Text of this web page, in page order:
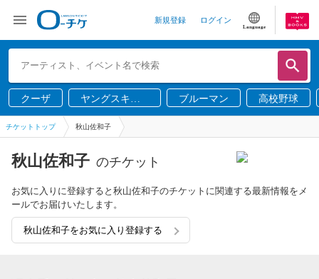
新規登録 ログイン
Language
クーザ
ヤングスキニ
ー
ブルーマン 高校野球
チケットトップ 秋山佐和子
秋山佐和子 のチケット
お気に入りに登録すると秋山佐和子のチケットに関連する最新情報をメ
ールでお届けいたします。
秋山佐和子をお気に入り登録する